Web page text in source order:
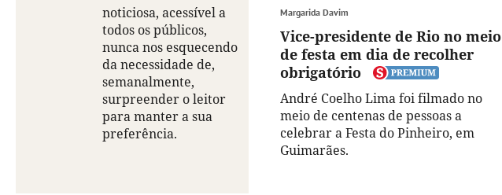
noticiosa, acessível a
todos os públicos,
nunca nos esquecendo
da necessidade de,
semanalmente,
surpreender o leitor
para manter a sua
preferência.
Margarida Davim
Vice-presidente de Rio no meio
de festa em dia de recolher
obrigatório
André Coelho Lima foi filmado no
meio de centenas de pessoas a
celebrar a Festa do Pinheiro, em
Guimarães.